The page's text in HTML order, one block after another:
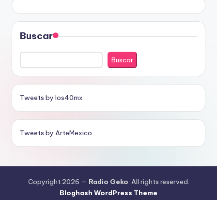
Buscar
Buscar
Tweets by los40mx
Tweets by ArteMexico
Copyright 2026 — Radio Geko. All rights reserved.
Bloghash WordPress Theme